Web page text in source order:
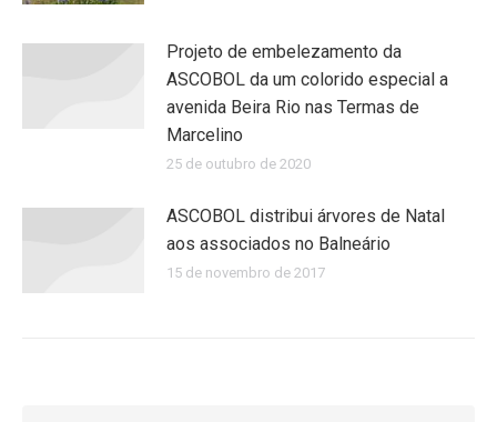
Projeto de embelezamento da
ASCOBOL da um colorido especial a
avenida Beira Rio nas Termas de
Marcelino
25 de outubro de 2020
ASCOBOL distribui árvores de Natal
aos associados no Balneário
15 de novembro de 2017